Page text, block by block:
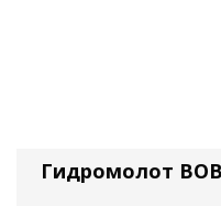
Гидромолот